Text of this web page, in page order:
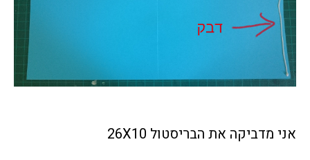
אני מדביקה את הבריסטול 26X10